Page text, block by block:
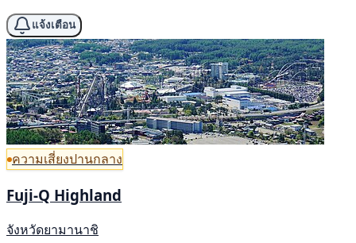
แจ้งเตือน
ความเสี่ยงปานกลาง
Fuji-Q Highland
จังหวัดยามานาชิ